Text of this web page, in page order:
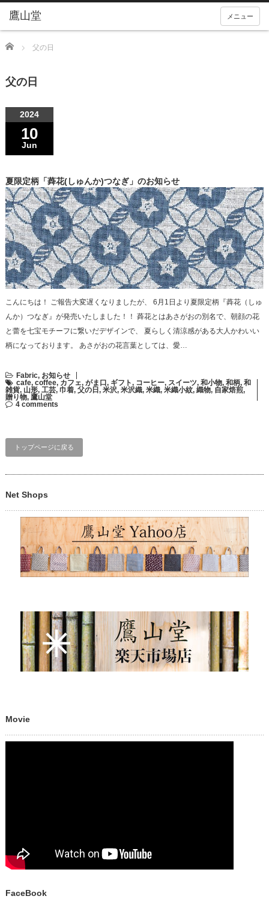
メニュー
Home 父の日
父の日
2024
10
Jun
夏限定柄「蕣花(しゅんか)つなぎ」のお知らせ
こんにちは！ ご報告大変遅くなりましたが、 6月1日より夏限定柄『蕣花（しゅ
んか）つなぎ』が発売いたしました！！ 蕣花とはあさがおの別名で、朝顔の花
と蕾を七宝モチーフに繋いだデザインで、 夏らしく清涼感がある大人かわいい
柄になっております。 あさがおの花言葉としては、愛…
Fabric, お知らせ
cafe, coffee, カフェ, がま口 , ギフト, コーヒー, スイーツ, 和小物, 和柄, 和
雑貨, 山形, 工芸, 巾着, 父の日 , 米沢, 米沢織, 米織, 米織小紋, 織物, 自家焙煎,
贈り物, 鷹山堂
4 comments
トップページに戻る
Net Shops
Movie
FaceBook